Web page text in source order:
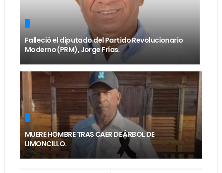
Falleció el diputado del Partido Revolucionario
Moderno (PRM), Jorge Frías.
MUERE HOMBRE TRAS CAER DE ÁRBOL DE
LIMONCILLO.